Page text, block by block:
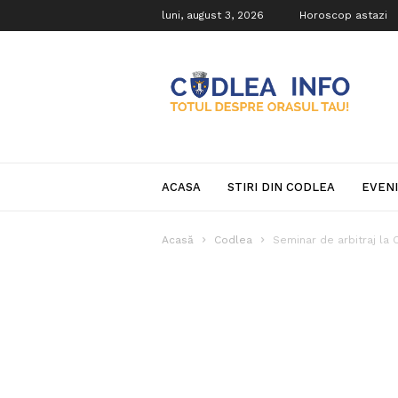
luni, august 3, 2026 Horoscop astazi
Info
ACASA STIRI DIN CODLEA
Acasă Codlea Seminar de arbitraj la